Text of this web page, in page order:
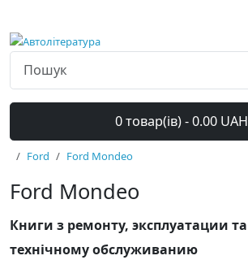
0 товар(ів) - 0.00 UAH
Ford Ford Mondeo
Ford Mondeo
Книги з ремонту, эксплуатации та
технічному обслуживанию